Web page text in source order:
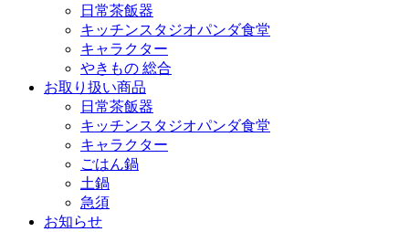
日常茶飯器
キッチンスタジオパンダ食堂
キャラクター
やきもの 総合
お取り扱い商品
日常茶飯器
キッチンスタジオパンダ食堂
キャラクター
ごはん鍋
土鍋
急須
お知らせ